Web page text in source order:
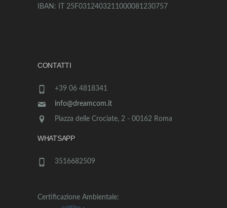
IBAN: IT 25F0312403211000081230757
CONTATTI
+39 06 4818341
info@dreamcom.it
Piazza delle Crociate, 2 - 00162 Roma
WHATSAPP
3516682509
Certificazione Ambientale: